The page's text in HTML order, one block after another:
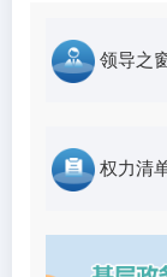
领导之
权力清